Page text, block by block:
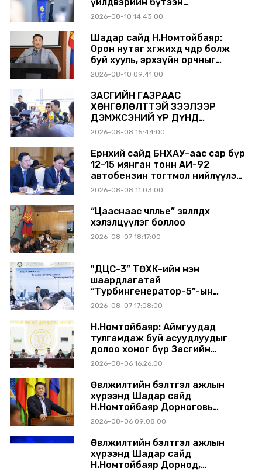
байгуулалтыг тасралтгүй
хангамжийг баталгаажуулах
үүрэг өгөв
2026-08-10 14:43:00
Шадар сайд Н.Номтойбаяр:
Орон нутаг хөгжихөд чөдөр болж
буй хууль, эрхзүйн орчныг
шинэчилнэ
2026-08-10 09:41:00
ЗАСГИЙН ГАЗРААС
ХӨНГӨЛӨЛТТЭЙ ЗЭЭЛЭЭР
ДЭМЖСЭНИЙ ҮР ДҮНД
ШАТАХУУН ХАДГАЛАХ САВНУУД
БАЙНА
2026-08-08 15:44:00
Ерөнхий сайд БНХАУ-аас сар бүр
12-15 мянган тонн АИ-92
автобензин тогтмол нийлүүлэх
хүсэлт тавилаа
2026-08-08 11:03:00
“Цааснаас чөлөөлье” зөвлөлдөх
хэлэлцүүлэг боллоо
2026-08-07 18:17:00
"ДЦС-3” ТӨХК-ийн нэн
шаардлагатай
“Турбингенератор-5”-ын
шинэчлэлийн төсвийг
2026-08-07 17:08:00
Н.Номтойбаяр: Аймгуудад
тулгамдаж буй асуудлуудыг
долоо хоног бүр Засгийн
газрын хуралдаанд
2026-08-06 16:26:00
Өвөлжилтийн бэлтгэл ажлын
хүрээнд Шадар сайд
Н.Номтойбаяр Дорноговь
аймагт ажиллав
2026-08-06 09:08:00
Өвөлжилтийн бэлтгэл ажлын
хүрээнд Шадар сайд
Н.Номтойбаяр Дорнод,